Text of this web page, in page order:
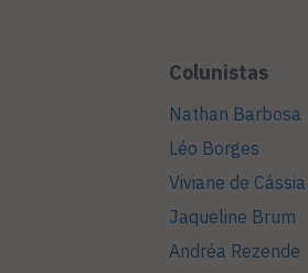
Colunistas
Nathan Barbosa
Léo Borges
Viviane de Cássia
Jaqueline Brum
Andréa Rezende